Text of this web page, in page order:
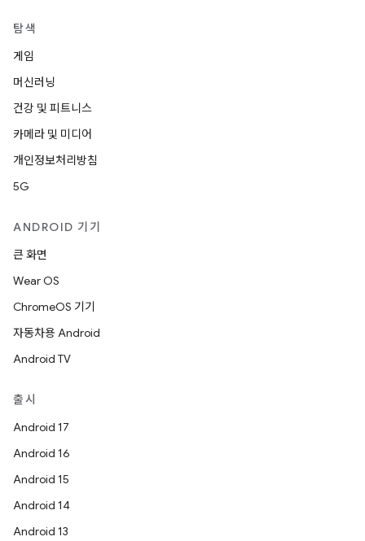
탐색
게임
머신러닝
건강 및 피트니스
카메라 및 미디어
개인정보처리방침
5G
ANDROID 기기
큰 화면
Wear OS
ChromeOS 기기
자동차용 Android
Android TV
출시
Android 17
Android 16
Android 15
Android 14
Android 13